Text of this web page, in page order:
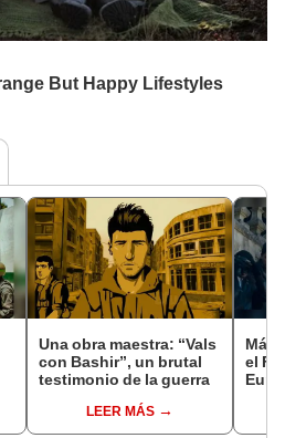
Una obra maestra: “Vals
con Bashir”, un brutal
testimonio de la guerra
LEER MÁS
Más
el